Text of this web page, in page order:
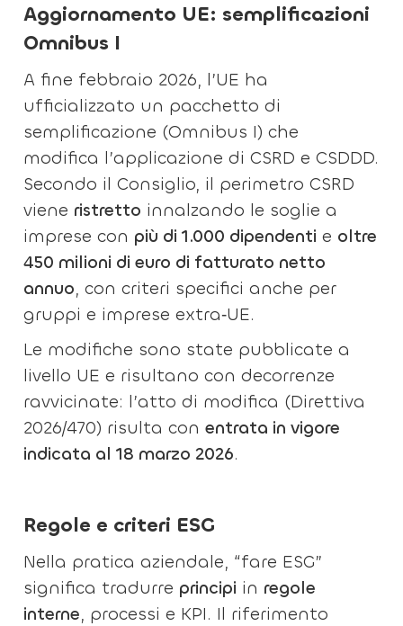
Aggiornamento UE: semplificazioni
Omnibus I
A fine febbraio 2026, l’UE ha
ufficializzato un pacchetto di
semplificazione (Omnibus I) che
modifica l’applicazione di CSRD e CSDDD.
Secondo il Consiglio, il perimetro CSRD
viene ristretto innalzando le soglie a
imprese con più di 1.000 dipendenti e oltre
450 milioni di euro di fatturato netto
annuo, con criteri specifici anche per
gruppi e imprese extra‑UE.
Le modifiche sono state pubblicate a
livello UE e risultano con decorrenze
ravvicinate: l’atto di modifica (Direttiva
2026/470) risulta conentrata in vigore
indicata al 18 marzo 2026.
Regole e criteri ESG
Nella pratica aziendale, “fare ESG”
significa tradurre principi in regole
interne, processi e KPI. Il riferimento